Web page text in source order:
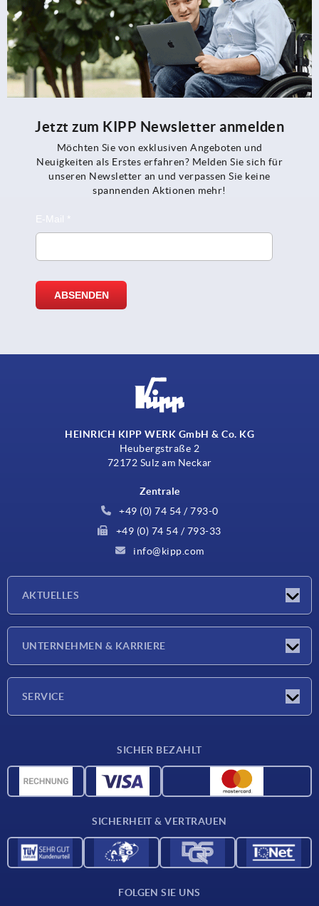
Jetzt zum KIPP Newsletter anmelden
Möchten Sie von exklusiven Angeboten und
Neuigkeiten als Erstes erfahren? Melden Sie sich für
unseren Newsletter an und verpassen Sie keine
spannenden Aktionen mehr!
HEINRICH KIPP WERK GmbH & Co. KG
Heubergstraße 2
72172 Sulz am Neckar
Zentrale
+49 (0) 74 54 / 793-0
+49 (0) 74 54 / 793-33
info@kipp.com
AKTUELLES
Presseberichte
UNTERNEHMEN & KARRIERE
SERVICE
Werkstoffübersicht
SICHER BEZAHLT
SICHERHEIT & VERTRAUEN
FOLGEN SIE UNS